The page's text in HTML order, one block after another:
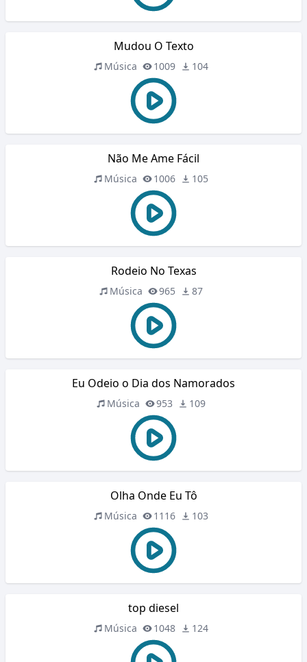
Mudou O Texto
Música 1009 104
Não Me Ame Fácil
Música 1006 105
Rodeio No Texas
Música 965 87
Eu Odeio o Dia dos Namorados
Música 953 109
Olha Onde Eu Tô
Música 1116 103
top diesel
Música 1048 124